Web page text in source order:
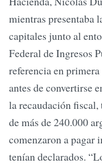
mientras presentaba
capitales junto al
Federal de Ingresos
referencia en
antes de convertirse
la recaudación
de más de 240.000
comenzaron a pagar
tenían declarados.